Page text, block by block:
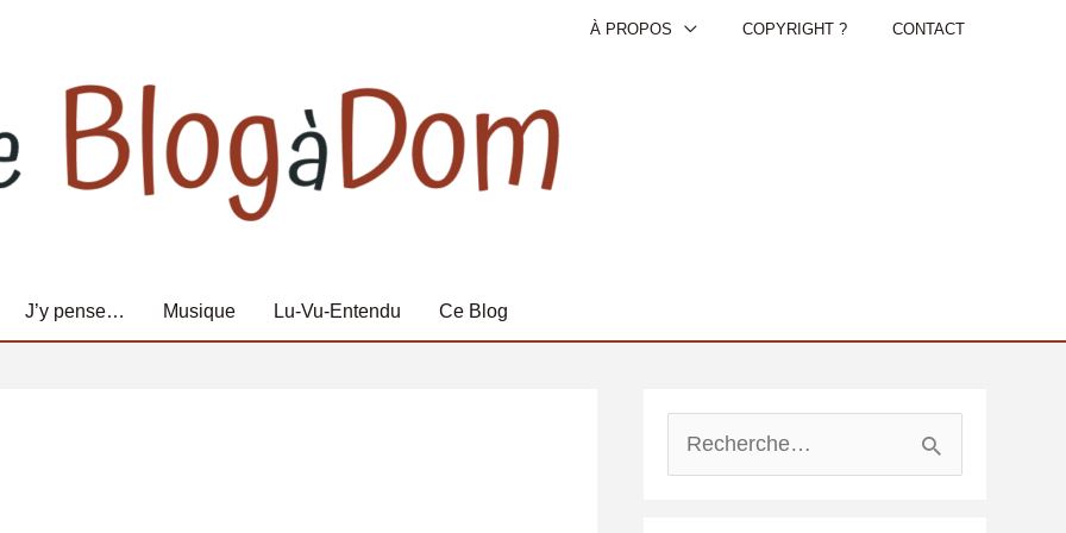
À PROPOS COPYRIGHT ? CONTACT
J’y pense… Musique Lu-Vu-Entendu Ce Blog